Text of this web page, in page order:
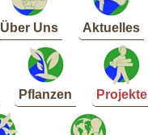
Über Uns Aktuelles
Pflanzen Projekte